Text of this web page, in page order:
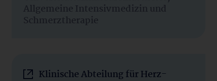
Allgemeine Intensivmedizin und
Schmerztherapie
Klinische Abteilung für Herz-